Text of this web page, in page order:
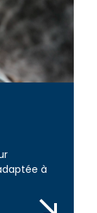
à